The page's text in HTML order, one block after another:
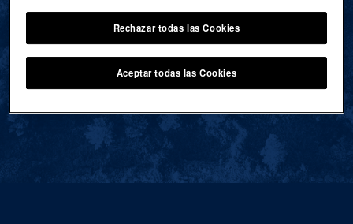
VOLVER AL INICIO
Rechazar todas las Cookies
Aceptar todas las Cookies